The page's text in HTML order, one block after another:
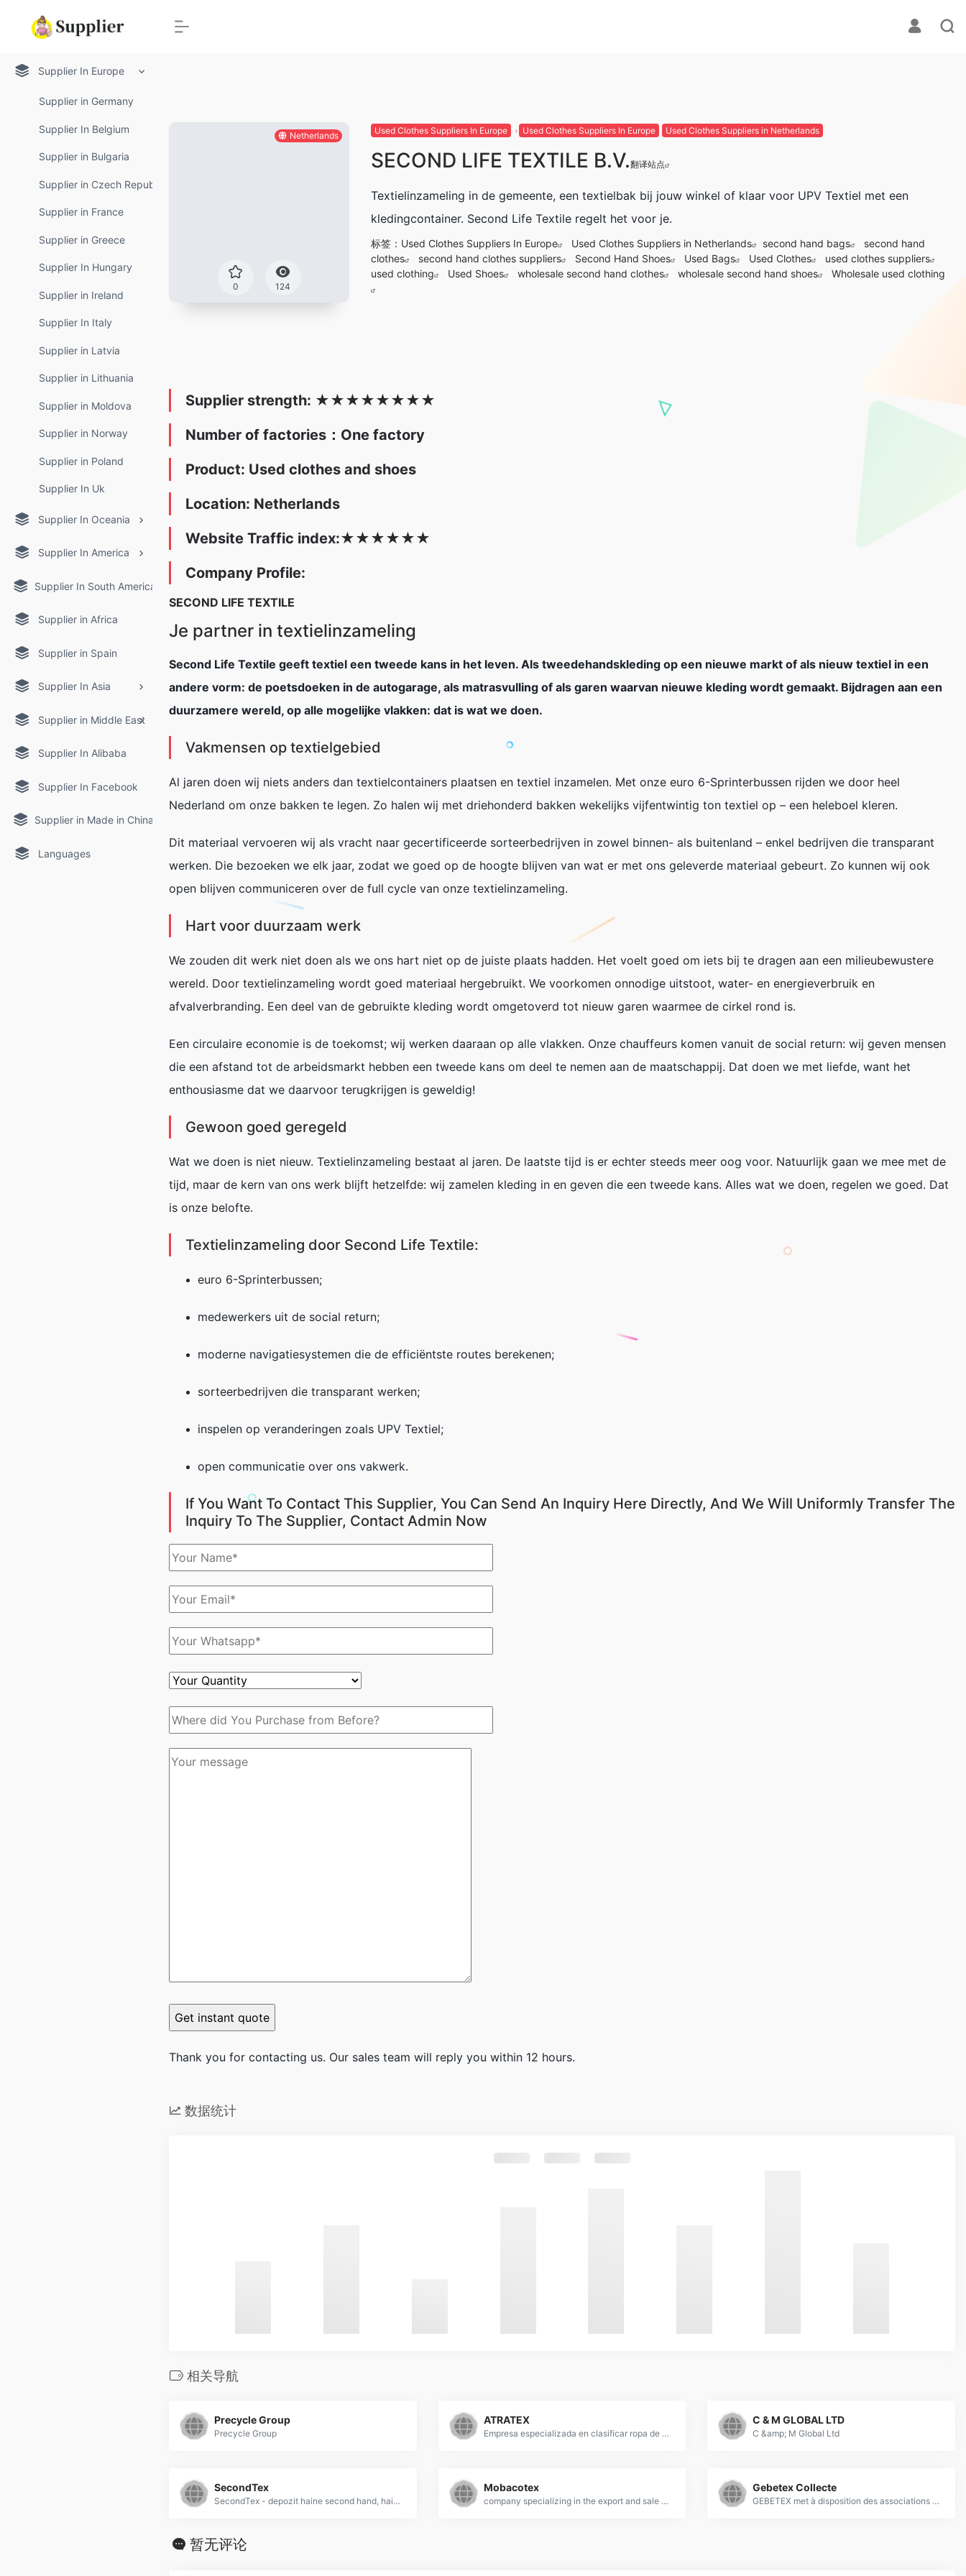
Supplier In Europe
Supplier in Germany
Supplier In Belgium
Supplier in Bulgaria
Supplier in Czech Republic
Supplier in France
Supplier in Greece
Supplier In Hungary
Supplier in Ireland
Supplier In Italy
Supplier in Latvia
Supplier in Lithuania
Supplier in Moldova
Supplier in Norway
Supplier in Poland
Supplier In Uk
Supplier In Oceania
Supplier In America
Supplier In South America
Supplier in Africa
Supplier in Spain
Supplier In Asia
Supplier in Middle East
Supplier In Alibaba
Supplier In Facebook
Supplier in Made in China
Languages
Netherlands
0 124
Used Clothes Suppliers In Europe Used Clothes Suppliers In Europe Used Clothes Suppliers in Netherlands
SECOND LIFE TEXTILE B.V.翻译站点
Textielinzameling in de gemeente, een textielbak bij jouw winkel of klaar voor UPV Textiel met een
kledingcontainer. Second Life Textile regelt het voor je.
标签： Used Clothes Suppliers In Europe Used Clothes Suppliers in Netherlands second hand bags
second hand
clothes
second hand clothes suppliers Second Hand Shoes Used Bags Used Clothes
used clothes suppliers
used clothing
Used Shoes wholesale second hand clothes wholesale second hand shoes Wholesale used clothing
Supplier strength: ★★★★★★★★
Number of factories：One factory
Product: Used clothes and shoes
Location: Netherlands
Website Traffic index:★★★★★★
Company Profile:
SECOND LIFE TEXTILE
Je partner in textielinzameling
Second Life Textile geeft textiel een tweede kans in het leven. Als tweedehandskleding op een nieuwe markt of als nieuw textiel in een
andere vorm: de poetsdoeken in de autogarage, als matrasvulling of als garen waarvan nieuwe kleding wordt gemaakt. Bijdragen aan een
duurzamere wereld, op alle mogelijke vlakken: dat is wat we doen.
Vakmensen op textielgebied
Al jaren doen wij niets anders dan textielcontainers plaatsen en textiel inzamelen. Met onze euro 6-Sprinterbussen rijden we door heel
Nederland om onze bakken te legen. Zo halen wij met driehonderd bakken wekelijks vijfentwintig ton textiel op – een heleboel kleren.
Dit materiaal vervoeren wij als vracht naar gecertificeerde sorteerbedrijven in zowel binnen- als buitenland – enkel bedrijven die transparant
werken. Die bezoeken we elk jaar, zodat we goed op de hoogte blijven van wat er met ons geleverde materiaal gebeurt. Zo kunnen wij ook
open blijven communiceren over de full cycle van onze textielinzameling.
Hart voor duurzaam werk
We zouden dit werk niet doen als we ons hart niet op de juiste plaats hadden. Het voelt goed om iets bij te dragen aan een milieubewustere
wereld. Door textielinzameling wordt goed materiaal hergebruikt. We voorkomen onnodige uitstoot, water- en energieverbruik en
afvalverbranding. Een deel van de gebruikte kleding wordt omgetoverd tot nieuw garen waarmee de cirkel rond is.
Een circulaire economie is de toekomst; wij werken daaraan op alle vlakken. Onze chauffeurs komen vanuit de social return: wij geven mensen
die een afstand tot de arbeidsmarkt hebben een tweede kans om deel te nemen aan de maatschappij. Dat doen we met liefde, want het
enthousiasme dat we daarvoor terugkrijgen is geweldig!
Gewoon goed geregeld
Wat we doen is niet nieuw. Textielinzameling bestaat al jaren. De laatste tijd is er echter steeds meer oog voor. Natuurlijk gaan we mee met de
tijd, maar de kern van ons werk blijft hetzelfde: wij zamelen kleding in en geven die een tweede kans. Alles wat we doen, regelen we goed. Dat
is onze belofte.
Textielinzameling door Second Life Textile:
euro 6-Sprinterbussen;
medewerkers uit de social return;
moderne navigatiesystemen die de efficiëntste routes berekenen;
sorteerbedrijven die transparant werken;
inspelen op veranderingen zoals UPV Textiel;
open communicatie over ons vakwerk.
If You Want To Contact This Supplier, You Can Send An Inquiry Here Directly, And We Will Uniformly Transfer The
Inquiry To The Supplier, Contact Admin Now
Thank you for contacting us. Our sales team will reply you within 12 hours.
数据统计
相关导航
Precycle Group
Precycle Group
ATRATEX
Empresa especializada en clasificar ropa de segunda mano para tiendas mercadillos puestos ambulantes. Exportamos nuestros productos a Europa del este, Russia, Pakistan, Africa Occidental
C & M GLOBAL LTD
C &amp; M Global Ltd
SecondTex
SecondTex - depozit haine second hand, haine anglia second hand, magazine haine second hand, haine crema second, carpe textile, | haine second hand depozit
Mobacotex
company specializing in the export and sale of used clothing and second hand clothes and shoes wholesale in Spain. Used clothing store. Best quality of Second hand clothes.
Gebetex Collecte
GEBETEX met à disposition des associations et structures d’insertion des moyens gratuits pour collecter, entreposer et expédier les textiles usagés.
暂无评论